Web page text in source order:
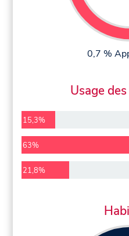
0,7 %
Usage
15,3%
63%
21,8%